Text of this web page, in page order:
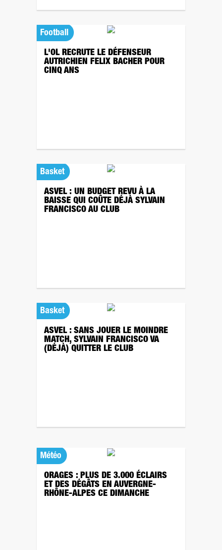
Football
L'OL RECRUTE LE DÉFENSEUR
AUTRICHIEN FELIX BACHER POUR
CINQ ANS
Basket
ASVEL : UN BUDGET REVU À LA
BAISSE QUI COÛTE DÉJÀ SYLVAIN
FRANCISCO AU CLUB
Basket
ASVEL : SANS JOUER LE MOINDRE
MATCH, SYLVAIN FRANCISCO VA
(DÉJÀ) QUITTER LE CLUB
Météo
ORAGES : PLUS DE 3.000 ÉCLAIRS
ET DES DÉGÂTS EN AUVERGNE-
RHÔNE-ALPES CE DIMANCHE